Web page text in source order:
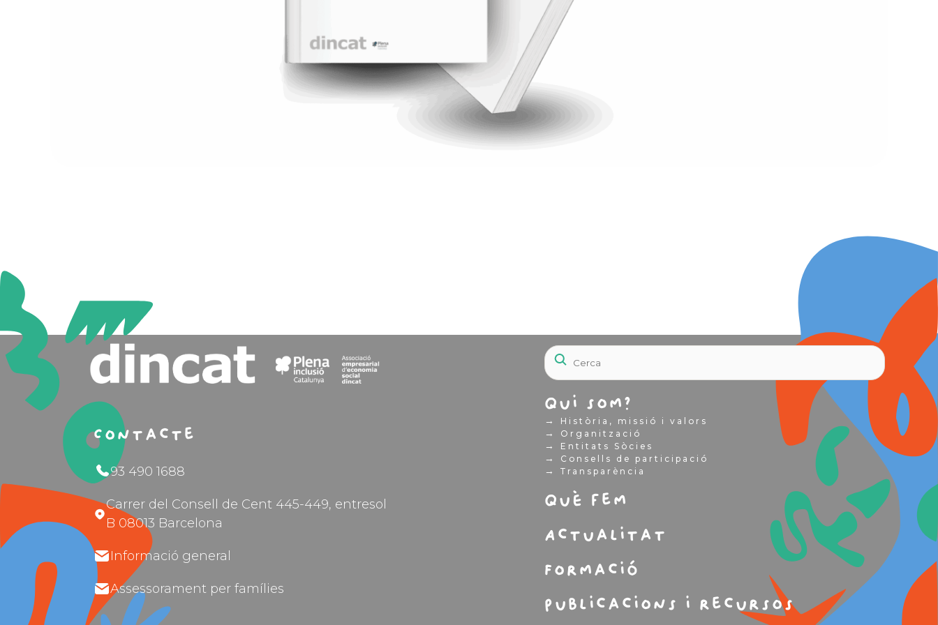
Contacte
93 490 1688
Carrer del Consell de Cent 445-449, entresol
B 08013 Barcelona
Informació general
Assessorament per famílies
Qui som?
→ Història, missió i valors
→ Organització
→ Entitats Sòcies
→ Consells de participació
→ Transparència
Què fem
Actualitat
Formació
Publicacions i recursos